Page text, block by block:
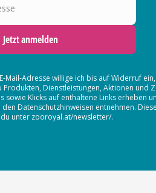
Jetzt anmelden
Mail-Adresse willige ich bis auf Widerruf
Produkten, Dienstleistungen, Aktionen und
sowie Klicks auf enthaltene Links
Datenschutzhinweisen entnehmen.
unter zooroyal.at/newsletter/.